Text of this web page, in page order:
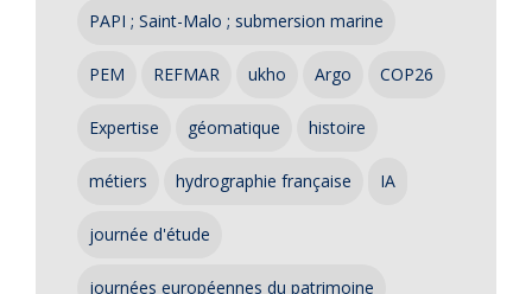
PAPI ; Saint-Malo ; submersion marine
PEM REFMAR ukho Argo COP26
Expertise géomatique histoire
métiers hydrographie française IA
journée d'étude
journées européennes du patrimoine